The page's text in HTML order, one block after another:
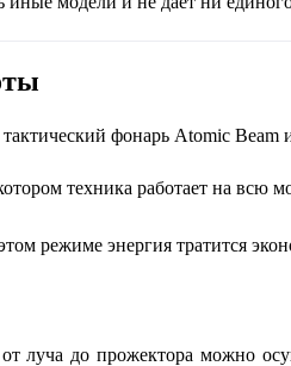
фонарь Atomic
техника работает на всю
режиме энергия тратится
луча до прожектора можно